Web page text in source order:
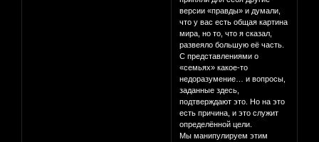
версии «правды» и думали,
что у вас есть общая картина
мира, но то, что я сказал,
развеяло большую её часть.
С представлениями о
«семьях» какое-то
недоразумение… и вопросы,
заданные здесь,
подтверждают это. Но на это
есть причина, и это служит
определённой цели.
Мы манипулируем этим